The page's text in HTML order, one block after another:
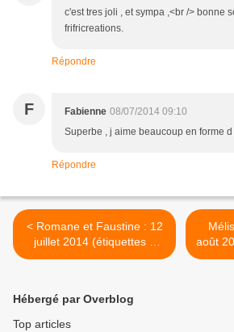
c'est tres joli , et sympa ,<br /> bonne
frifricreations.
Répondre
F Fabienne 08/07/2014 09:10
Superbe , j aime beaucoup en forme
Répondre
< Romane et Faustine : 12
juillet 2014 (étiquettes à
dragées Baptême)
août
Hébergé par Overblog
Top articles